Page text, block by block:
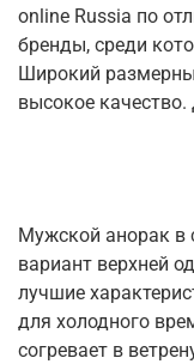
online Russia по
бренды, среди
Широкий
высокое
Мужской анорак в
вариант верхней
лучшие
для холодного
согревает в